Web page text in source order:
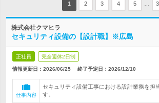
1 2 3 4 5
株式会社クマヒラ
セキュリティ設備の【設計職】※広島
正社員 完全週休2日制
情報更新日：2026/06/25 終了予定日： 2026/12/10
仕事内容
セキュリティ設備工事における設計業務を担
す。